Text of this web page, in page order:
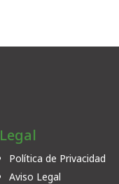
Legal
Política de Privacidad
Aviso Legal